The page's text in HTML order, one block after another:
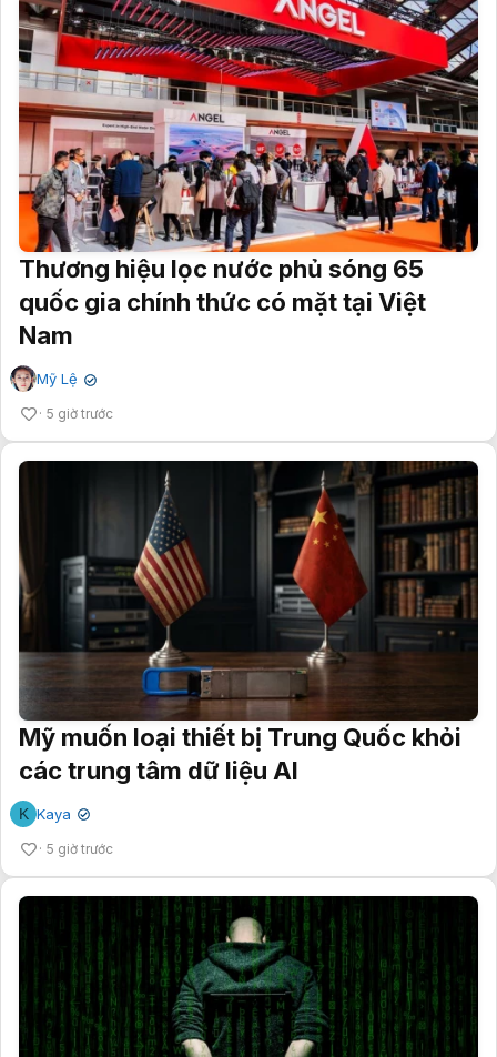
Thương hiệu lọc nước phủ sóng 65
quốc gia chính thức có mặt tại Việt
Nam
Mỹ Lệ ✔
5 giờ trước
Mỹ muốn loại thiết bị Trung Quốc khỏi
các trung tâm dữ liệu AI
K Kaya ✔
5 giờ trước